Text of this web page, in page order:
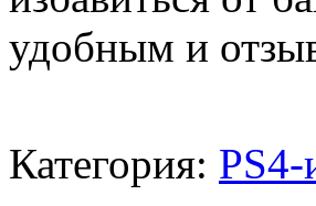
удобным и
Категория: